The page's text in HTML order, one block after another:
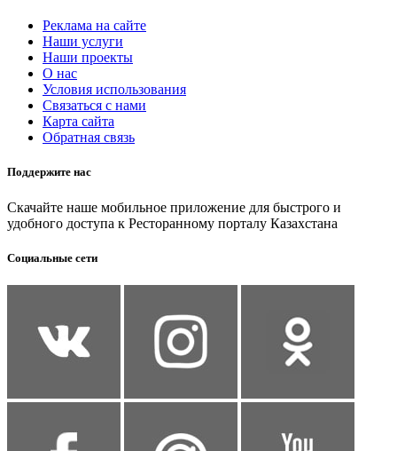
Реклама на сайте
Наши услуги
Наши проекты
О нас
Условия использования
Связаться с нами
Карта сайта
Обратная связь
Поддержите нас
Скачайте наше мобильное приложение для быстрого и
удобного доступа к Ресторанному порталу Казахстана
Социальные сети